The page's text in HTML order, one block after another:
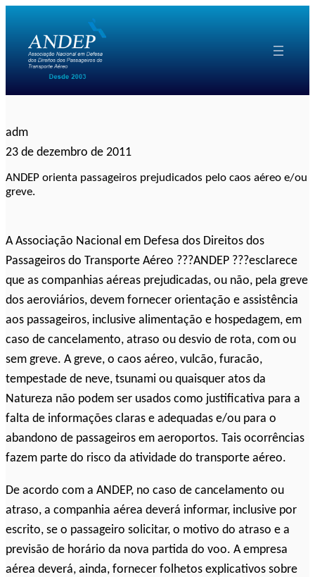
conteúdo
adm
23 de dezembro de 2011
ANDEP orienta passageiros prejudicados pelo caos aéreo e/ou
greve.
A Associação Nacional em Defesa dos Direitos dos
Passageiros do Transporte Aéreo ???ANDEP ???esclarece
que as companhias aéreas prejudicadas, ou não, pela greve
dos aeroviários, devem fornecer orientação e assistência
aos passageiros, inclusive alimentação e hospedagem, em
caso de cancelamento, atraso ou desvio de rota, com ou
sem greve. A greve, o caos aéreo, vulcão, furacão,
tempestade de neve, tsunami ou quaisquer atos da
Natureza não podem ser usados como justificativa para a
falta de informações claras e adequadas e/ou para o
abandono de passageiros em aeroportos. Tais ocorrências
fazem parte do risco da atividade do transporte aéreo.
De acordo com a ANDEP, no caso de cancelamento ou
atraso, a companhia aérea deverá informar, inclusive por
escrito, se o passageiro solicitar, o motivo do atraso e a
previsão de horário da nova partida do voo. A empresa
aérea deverá, ainda, fornecer folhetos explicativos sobre